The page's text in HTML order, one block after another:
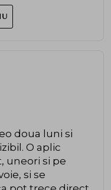
doua luni si
O aplic
uneori si pe
si se